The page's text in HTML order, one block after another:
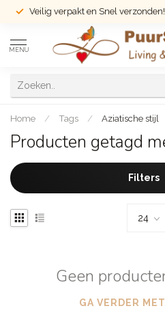
Veilig verpakt en Snel verzonden!
MENU
Home / Tags / Aziatische stijl
Producten getagd
Filters
Geen
GA VERDER